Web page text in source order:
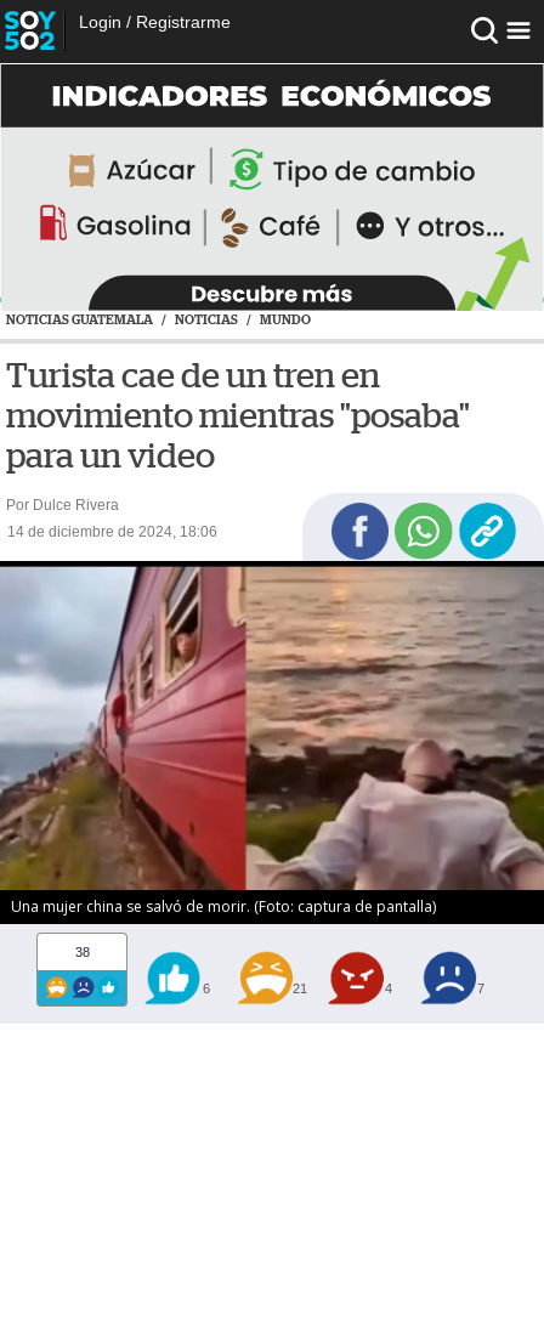
Login / Registrarme
NOTICIAS GUATEMALA / NOTICIAS / MUNDO
Turista cae de un tren en
movimiento mientras "posaba"
para un video
Por Dulce Rivera
14 de diciembre de 2024, 18:06
Una mujer china se salvó de morir. (Foto: captura de pantalla)
38
6 21 4 7